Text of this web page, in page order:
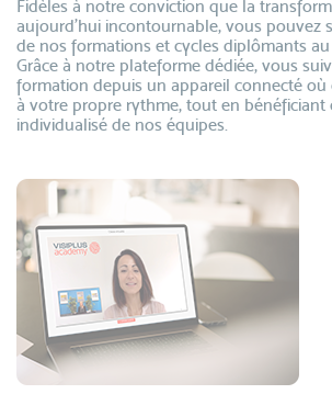
Fidèles à notre conviction que la
aujourd’hui incontournable, vous pouvez
de nos formations et cycles diplômants
Grâce à notre plateforme dédiée, vous
formation depuis un appareil connecté où
à votre propre rythme, tout en bénéficiant
individualisé de nos équipes.